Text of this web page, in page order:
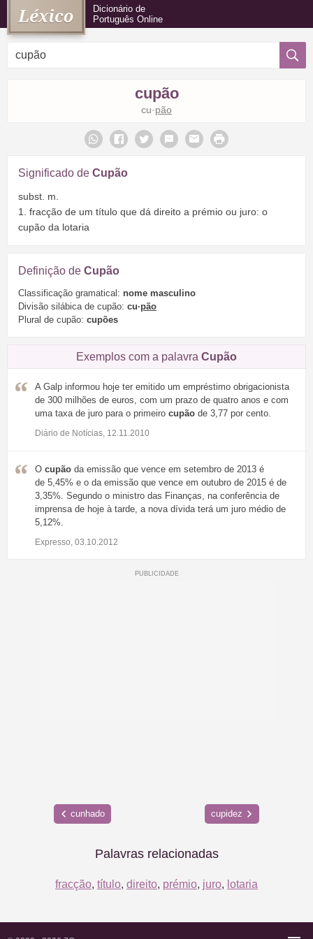
Dicionário de
Português Online
cupão
cu·pão
Significado de Cupão
subst. m.
1. fracção de um título que dá direito a prémio ou juro: o
cupão da lotaria
Definição de Cupão
Classificação gramatical: nome masculino
Divisão silábica de cupão: cu·pão
Plural de cupão: cupões
Exemplos com a palavra Cupão
A Galp informou hoje ter emitido um empréstimo obrigacionista
de 300 milhões de euros, com um prazo de quatro anos e com
uma taxa de juro para o primeiro cupão de 3,77 por cento.
Diário de Notícias, 12.11.2010
O cupão da emissão que vence em setembro de 2013 é
de 5,45% e o da emissão que vence em outubro de 2015 é de
3,35%. Segundo o ministro das Finanças, na conferência de
imprensa de hoje à tarde, a nova dívida terá um juro médio de
5,12%.
Expresso, 03.10.2012
cunhado cupidez
Palavras relacionadas
fracção, título, direito, prémio, juro, lotaria